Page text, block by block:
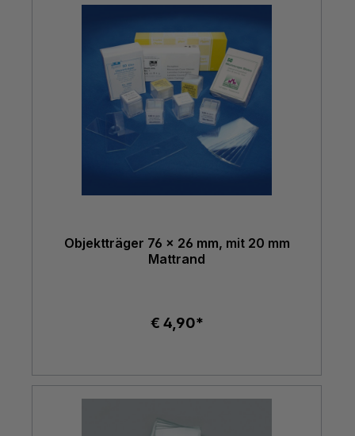
Objektträger 76 x 26 mm, mit 20 mm
Mattrand
€ 4,90*